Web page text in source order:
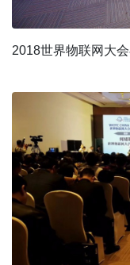
2018世界物联网大